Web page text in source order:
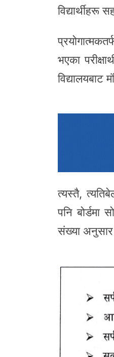
विद्यार्थीहरू
भएका
विद्यालयबाट
त्यस्तै,
पनि
संख्या अनुसार